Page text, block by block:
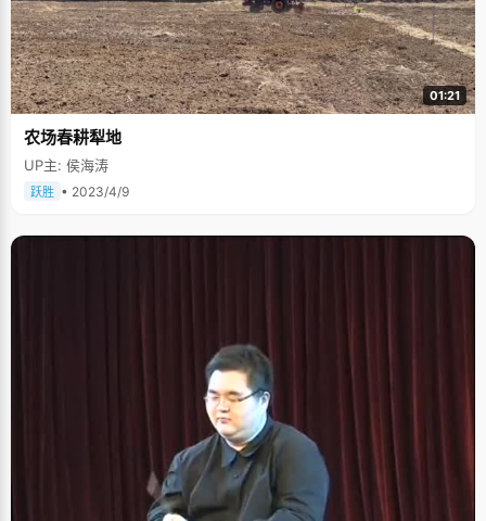
01:21
农场春耕犁地
UP主: 侯海涛
跃胜 • 2023/4/9